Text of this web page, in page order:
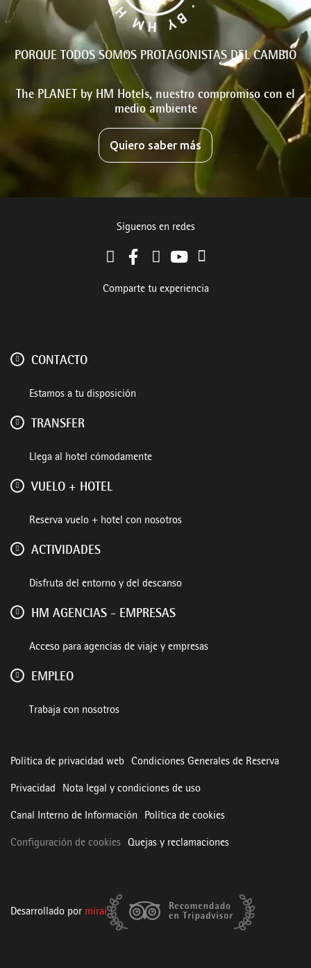
PORQUE TODOS SOMOS PROTAGONISTAS DEL CAMBIO
The PLANET by HM Hotels, nuestro compromiso con el
medio ambiente
Quiero saber más
Síguenos en redes
Comparte tu experiencia
CONTACTO
Estamos a tu disposición
TRANSFER
Llega al hotel cómodamente
VUELO + HOTEL
Reserva vuelo + hotel con nosotros
ACTIVIDADES
Disfruta del entorno y del descanso
HM AGENCIAS - EMPRESAS
Acceso para agencias de viaje y empresas
EMPLEO
Trabaja con nosotros
Política de privacidad web Condiciones Generales de Reserva
Privacidad Nota legal y condiciones de uso
Canal Interno de Información Política de cookies
Configuración de cookies Quejas y reclamaciones
Desarrollado por mirai